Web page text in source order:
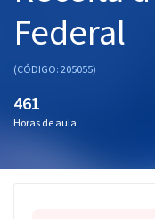
Federal
(CÓDIGO: 205055)
461
Horas de aula